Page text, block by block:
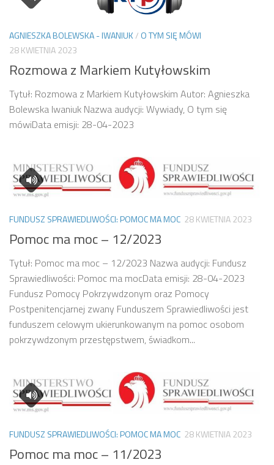
AGNIESZKA BOLEWSKA - IWANIUK/ O TYM SIĘ MÓWI
28 KWIETNIA 2023
Rozmowa z Markiem Kutyłowskim
Tytuł: Rozmowa z Markiem Kutyłowskim Autor: Agnieszka
Bolewska Iwaniuk Nazwa audycji: Wywiady, O tym się
mówiData emisji: 28-04-2023
FUNDUSZ SPRAWIEDLIWOŚCI: POMOC MA MOC 28 KWIETNIA 2023
Pomoc ma moc – 12/2023
Tytuł: Pomoc ma moc – 12/2023 Nazwa audycji: Fundusz
Sprawiedliwości: Pomoc ma mocData emisji: 28-04-2023
Fundusz Pomocy Pokrzywdzonym oraz Pomocy
Postpenitencjarnej zwany Funduszem Sprawiedliwości jest
funduszem celowym ukierunkowanym na pomoc osobom
pokrzywdzonym przestępstwem, świadkom...
FUNDUSZ SPRAWIEDLIWOŚCI: POMOC MA MOC 28 KWIETNIA 2023
Pomoc ma moc – 11/2023